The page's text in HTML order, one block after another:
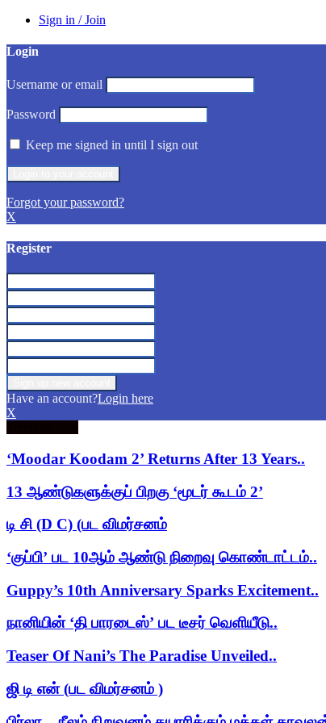
Sign in / Join
Login
Username or email
Password
Keep me signed in until I sign out
Forgot your password?
X
Register
Have an account?Login here
X
‘Moodar Koodam 2’ Returns After 13 Years..
13 ஆண்டுகளுக்குப் பிறகு ‘மூடர் கூடம் 2’
டி சி (D C) (பட விமர்சனம்
‘குப்பி’ பட 10ஆம் ஆண்டு நிறைவு கொண்டாட்டம்..
Guppy’s 10th Anniversary Sparks Excitement..
நானியின் ‘தி பாரடைஸ்’ பட டீசர் வெளியீடு..
Teaser Of Nani’s The Paradise Unveiled..
ஜி டி என் (பட விமர்சனம் )